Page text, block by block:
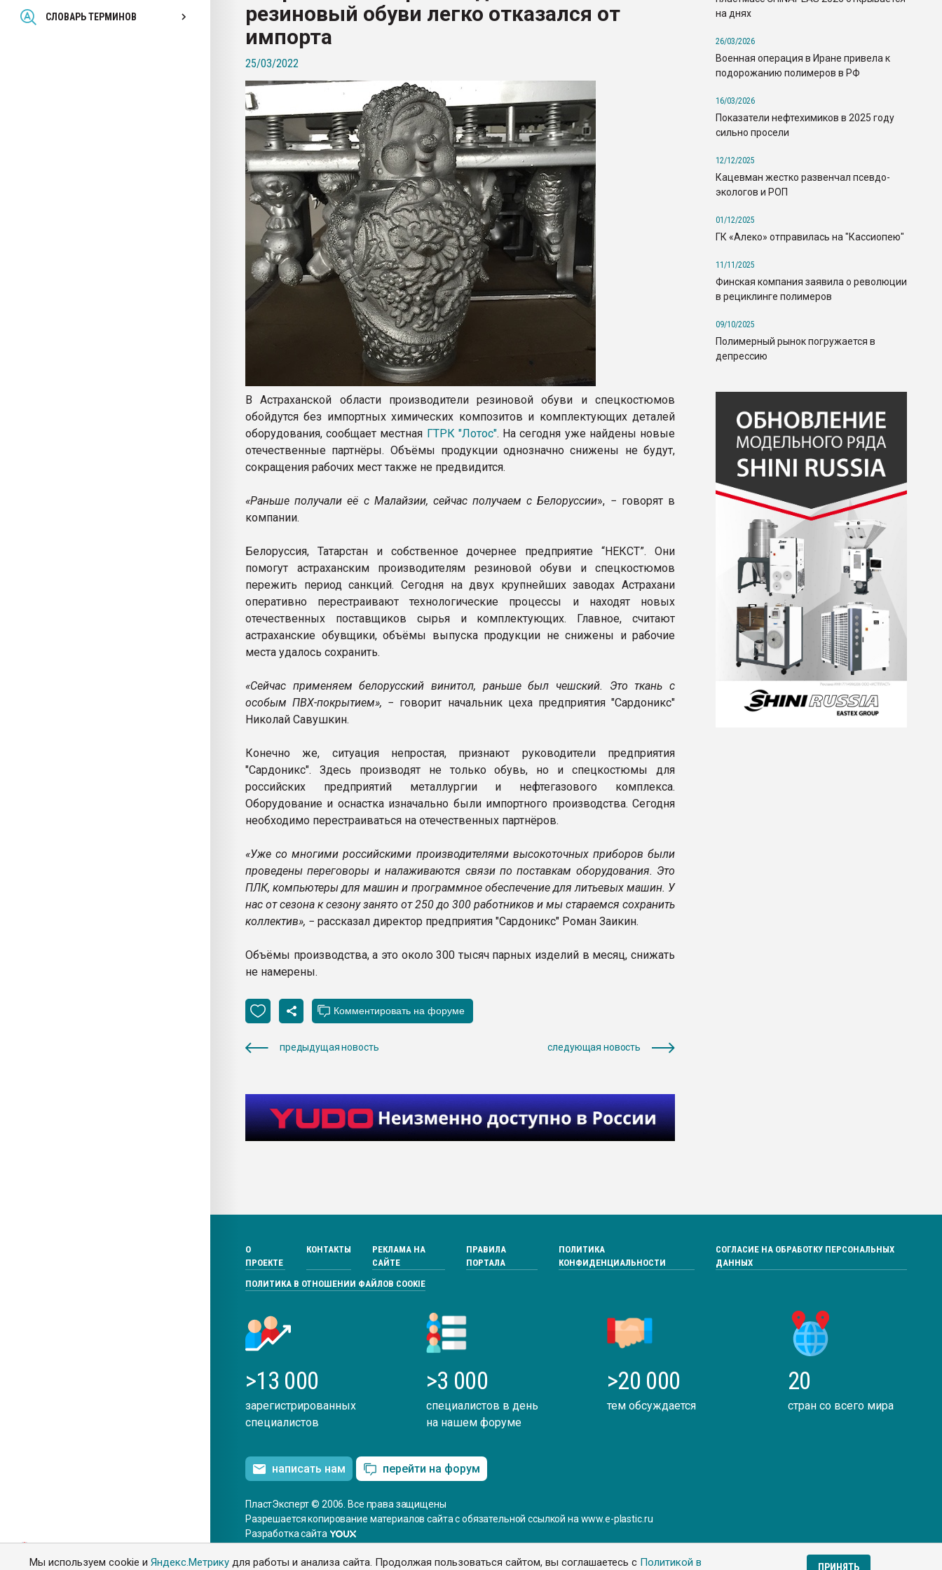
Мы используем cookie иЯндекс.Метрику для работы и анализа сайта. Продолжая пользоваться сайтом, вы соглашаетесь с Политикой в ПРИНЯТЬ
СЛОВАРЬ ТЕРМИНОВ
Всё, что касается выдува ПЭТ
бутылок
ПЕРЕЙТИ НА ФОРУМ
резиновый обуви легко отказался от
импорта
25/03/2022
В Астраханской области производители резиновой обуви и спецкостюмов
обойдутся без импортных химических композитов и комплектующих деталей
оборудования, сообщает местная ГТРК "Лотос". На сегодня уже найдены новые
отечественные партнёры. Объёмы продукции однозначно снижены не будут,
сокращения рабочих мест также не предвидится.
«Раньше получали её с Малайзии, сейчас получаем с Белоруссии», − говорят в
компании.
Белоруссия, Татарстан и собственное дочернее предприятие “НЕКСТ”. Они
помогут астраханским производителям резиновой обуви и спецкостюмов
пережить период санкций. Сегодня на двух крупнейших заводах Астрахани
оперативно перестраивают технологические процессы и находят новых
отечественных поставщиков сырья и комплектующих. Главное, считают
астраханские обувщики, объёмы выпуска продукции не снижены и рабочие
места удалось сохранить.
«Сейчас применяем белорусский винитол, раньше был чешский. Это ткань с
особым ПВХ-покрытием», − говорит начальник цеха предприятия "Сардоникс"
Николай Савушкин.
Конечно же, ситуация непростая, признают руководители предприятия
"Сардоникс". Здесь производят не только обувь, но и спецкостюмы для
российских предприятий металлургии и нефтегазового комплекса.
Оборудование и оснастка изначально были импортного производства. Сегодня
необходимо перестраиваться на отечественных партнёров.
«Уже со многими российскими производителями высокоточных приборов были
проведены переговоры и налаживаются связи по поставкам оборудования. Это
ПЛК, компьютеры для машин и программное обеспечение для литьевых машин. У
нас от сезона к сезону занято от 250 до 300 работников и мы стараемся сохранить
коллектив», − рассказал директор предприятия "Сардоникс" Роман Заикин.
Объёмы производства, а это около 300 тысяч парных изделий в месяц, снижать
не намерены.
предыдущая новость следующая новость
на днях
26/03/2026
Военная операция в Иране привела к
подорожанию полимеров в РФ
16/03/2026
Показатели нефтехимиков в 2025 году
сильно просели
12/12/2025
Кацевман жестко развенчал псевдо-
экологов и РОП
01/12/2025
ГК «Алеко» отправилась на "Кассиопею"
11/11/2025
Финская компания заявила о революции
в рециклинге полимеров
09/10/2025
Полимерный рынок погружается в
депрессию
О
ПРОЕКТЕ
КОНТАКТЫ
РЕКЛАМА НА
САЙТЕ
ПРАВИЛА
ПОРТАЛА
ПОЛИТИКА
КОНФИДЕНЦИАЛЬНОСТИ
СОГЛАСИЕ НА ОБРАБОТКУ ПЕРСОНАЛЬНЫХ
ДАННЫХ
ПОЛИТИКА В ОТНОШЕНИИ ФАЙЛОВ COOKIE
>13 000
зарегистрированных
специалистов
>3 000
специалистов в день
на нашем форуме
>20 000
тем обсуждается
20
стран со всего мира
написать нам перейти на форум
ПластЭксперт © 2006. Все права защищены
Разрешается копирование материалов сайта с обязательной ссылкой на www.e-plastic.ru
Разработка сайта